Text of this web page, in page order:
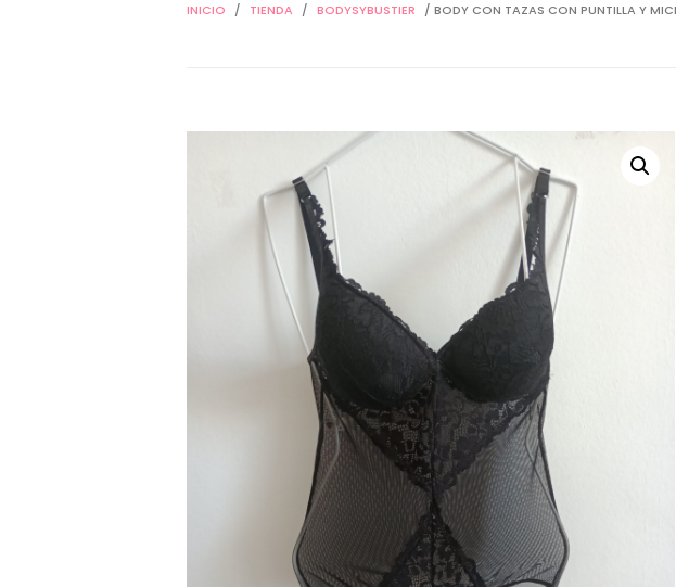
INICIO / TIENDA / BODYSYBUSTIER / BODY CON TAZAS CON PUNTILLA Y